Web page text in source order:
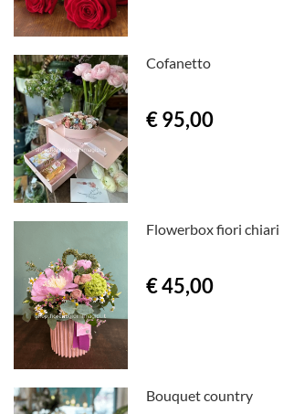
Cofanetto
€ 95,00
Flowerbox fiori chiari
€ 45,00
Bouquet country